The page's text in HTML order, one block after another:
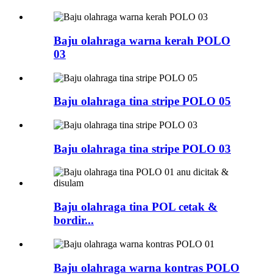
Baju olahraga warna kerah POLO
03
Baju olahraga tina stripe POLO 05
Baju olahraga tina stripe POLO 03
Baju olahraga tina POL cetak &
bordir...
Baju olahraga warna kontras POLO